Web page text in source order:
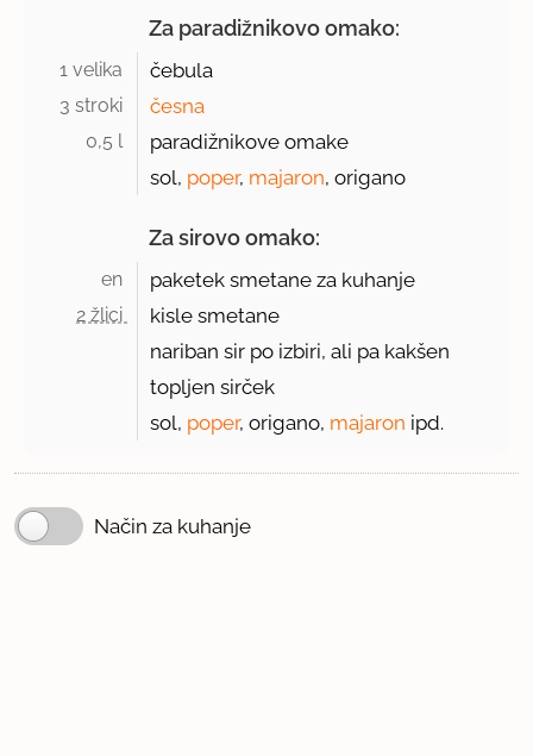
Za paradižnikovo omako:
1 velika čebula
3 stroki česna
0,5 l
paradižnikove omake
sol, poper, majaron, origano
Za sirovo omako:
en paketek smetane za kuhanje
2 žlici
kisle smetane
nariban sir po izbiri, ali pa kakšen
topljen sirček
sol, poper, origano, majaron ipd.
Način za kuhanje